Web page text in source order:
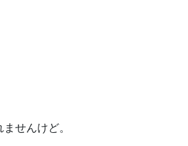
せんけど。